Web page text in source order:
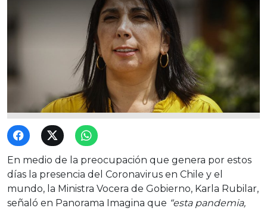
En medio de la preocupación que genera por estos
días la presencia del Coronavirus en Chile y el
mundo, la Ministra Vocera de Gobierno, Karla Rubilar,
señaló en Panorama Imagina que “esta pandemia,